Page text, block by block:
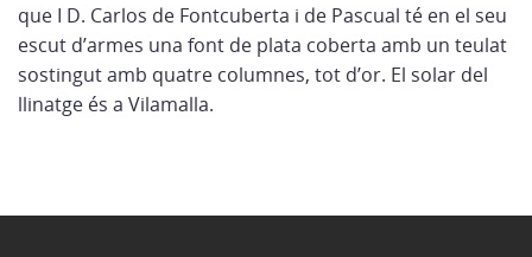
que I D. Carlos de Fontcuberta i de Pascual té en el seu
escut d’armes una font de plata coberta amb un teulat
sostingut amb quatre columnes, tot d’or. El solar del
llinatge és a Vilamalla.